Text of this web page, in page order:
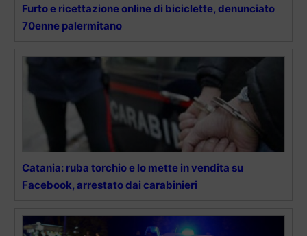
Furto e ricettazione online di biciclette, denunciato
70enne palermitano
Catania: ruba torchio e lo mette in vendita su
Facebook, arrestato dai carabinieri